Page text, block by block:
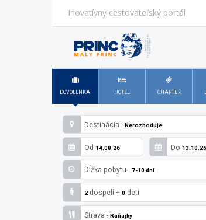
Inovatívny cestovateľský portál
DOVOLENKA HOTEL CHARTER
Destinácia -Nerozhoduje
Od 14.08.26 Do 13.10.26
Dĺžka pobytu - 7-10 dní
2 dospelí+0 deti
Strava -Raňajky